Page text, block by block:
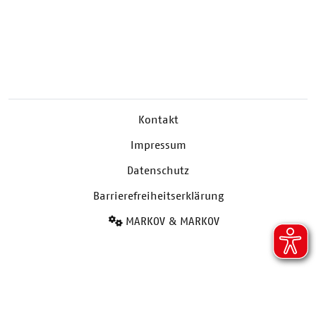
Kontakt
Impressum
Datenschutz
Barrierefreiheitserklärung
MARKOV & MARKOV